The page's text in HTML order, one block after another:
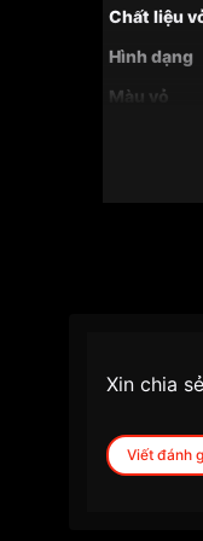
Chất liệu
Hình dạng
Màu vỏ
Xin chia
Viết đánh